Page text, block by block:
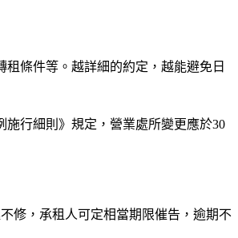
條件等。越詳細的約定，越能避免日
行細則》規定，營業處所變更應於30
修，承租人可定相當期限催告，逾期不